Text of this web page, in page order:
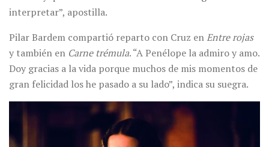
interpretar”, apostilla.
Pilar Bardem compartió reparto con Cruz enEntre rojas
y también en Carne trémula. “A Penélope la admiro y amo.
Doy gracias a la vida porque muchos de mis momentos de
gran felicidad los he pasado a su lado”, indica su suegra.